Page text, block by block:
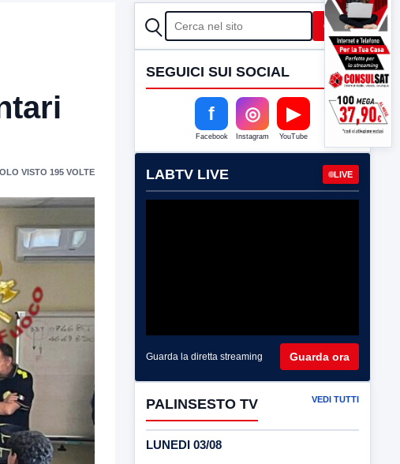
VISTO 195 VOLTE
CERCA Cerca
SEGUICI SUI SOCIAL
f
Facebook
◎
Instagram
▶
YouTube
LABTV LIVE LIVE
Guarda la diretta streaming Guarda ora
PALINSESTO TV VEDI TUTTI
LUNEDI 03/08